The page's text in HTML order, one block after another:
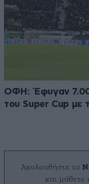
ΟΦΗ: Έφυγαν 7.000
του Super Cup με
Ακολουθήστε το
και μάθετε